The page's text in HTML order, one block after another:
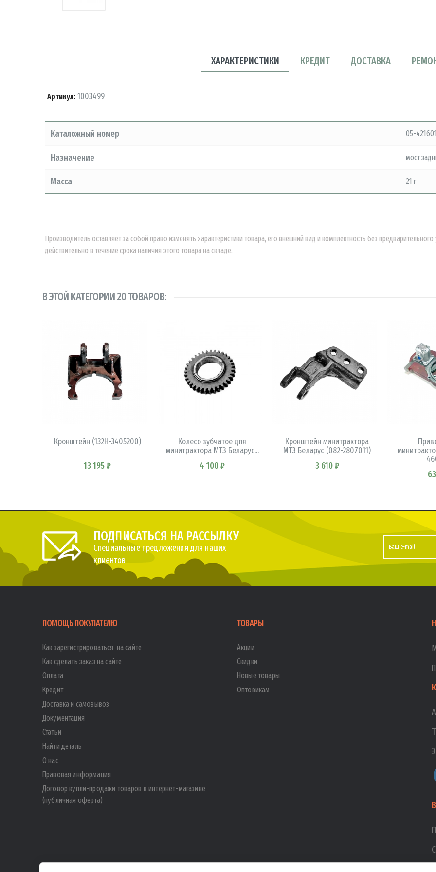
ХАРАКТЕРИСТИКИ КРЕДИТ ДОСТАВКА
Артикул: 1003499
Каталожный номер 05-
Назначение мост
Масса 21 г
Производитель оставляет за собой право изменять характеристики товара, его внешний вид и комплектность без
действительно в течение срока наличия этого товара на складе.
В ЭТОЙ КАТЕГОРИИ 20 ТОВАРОВ:
Кронштейн (132Н-3405200)
13 195 ₽
Колесо зубчатое для
минитрактора МТЗ Беларус...
4 100 ₽
Кронштейн минитрактора
МТЗ Беларус (082-2807011)
3 610 ₽
ПОДПИСАТЬСЯ НА РАССЫЛКУ
Специальные предложения для наших
клиентов
ПОМОЩЬ ПОКУПАТЕЛЮ
Как зарегистрироваться на сайте
Как сделать заказ на сайте
Оплата
Кредит
Доставка и самовывоз
Документация
Статьи
Найти деталь
О нас
Правовая информация
Договор купли-продажи товаров в интернет-магазине
(публичная оферта)
ТОВАРЫ
Акции
Скидки
Новые товары
Оптовикам